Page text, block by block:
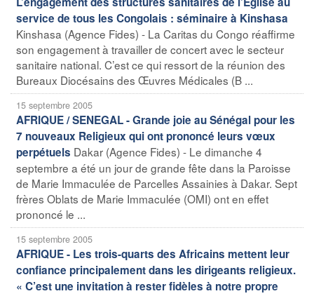
service de tous les Congolais : séminaire à Kinshasa
Kinshasa (Agence Fides) - La Caritas du Congo réaffirme
son engagement à travailler de concert avec le secteur
sanitaire national. C’est ce qui ressort de la réunion des
Bureaux Diocésains des Œuvres Médicales (B ...
15 septembre 2005
AFRIQUE / SENEGAL - Grande joie au Sénégal pour les
7 nouveaux Religieux qui ont prononcé leurs vœux
perpétuels Dakar (Agence Fides) - Le dimanche 4
septembre a été un jour de grande fête dans la Paroisse
de Marie Immaculée de Parcelles Assainies à Dakar. Sept
frères Oblats de Marie Immaculée (OMI) ont en effet
prononcé le ...
15 septembre 2005
AFRIQUE - Les trois-quarts des Africains mettent leur
confiance principalement dans les dirigeants religieux.
« C’est une invitation à rester fidèles à notre propre